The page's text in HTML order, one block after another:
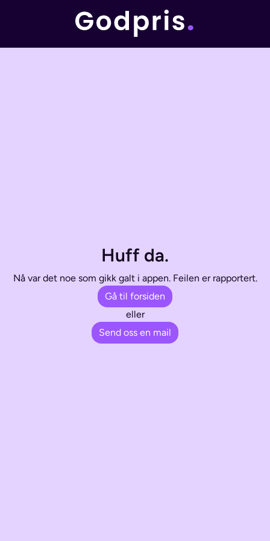
Huff da.
Nå var det noe som gikk galt i appen. Feilen er rapportert.
Gå til forsiden
eller
Send oss en mail